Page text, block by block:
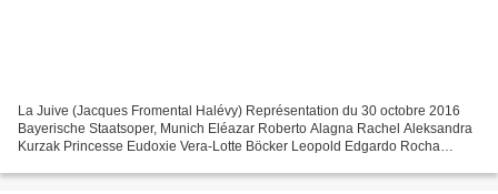
La Juive (Jacques Fromental Halévy) Représentation du 30 octobre 2016
Bayerische Staatsoper, Munich Eléazar Roberto Alagna Rachel Aleksandra
Kurzak Princesse Eudoxie Vera-Lotte Böcker Leopold Edgardo Rocha